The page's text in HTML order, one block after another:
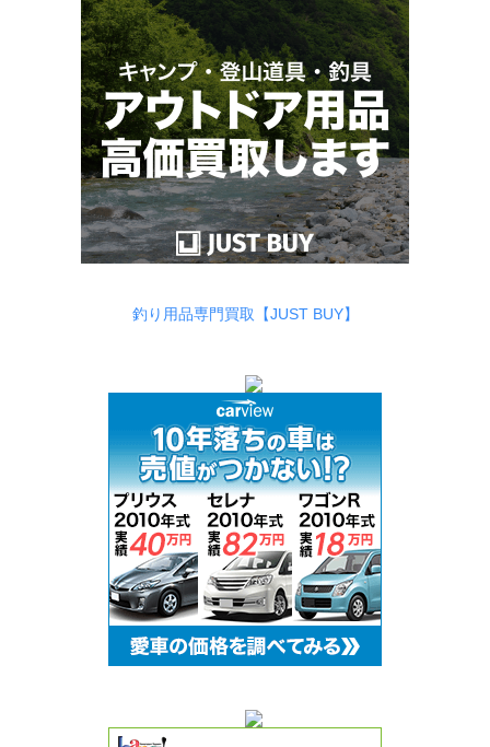
釣り用品専門買取【JUST BUY】